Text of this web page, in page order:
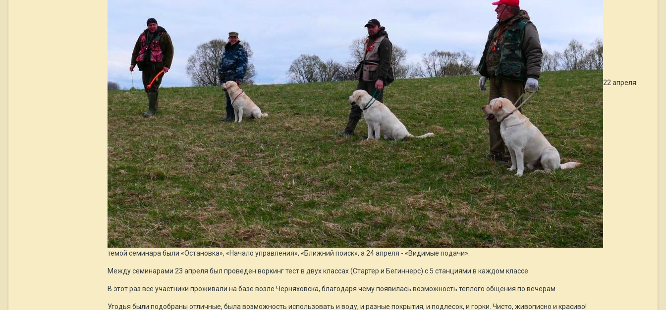
22 апреля
темой семинара были «Остановка», «Начало управления», «Ближний поиск», а 24 апреля - «Видимые подачи».
Между семинарами 23 апреля был проведен воркинг тест в двух классах (Стартер и Бегиннерс) с 5 станциями в каждом классе.
В этот раз все участники проживали на базе возле Черняховска, благодаря чему появилась возможность теплого общения по вечерам.
Угодья были подобраны отличные, была возможность использовать и воду, и разные покрытия, и подлесок, и горки. Чисто, живописно и красиво!